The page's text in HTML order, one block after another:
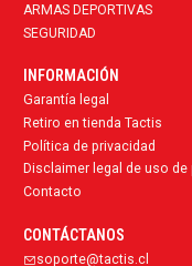
ARMAS DEPORTIVAS
SEGURIDAD
INFORMACIÓN
Garantía legal
Retiro en tienda Tactis
Política de privacidad
Disclaimer legal de uso
Contacto
CONTÁCTANOS
soporte@tactis.cl